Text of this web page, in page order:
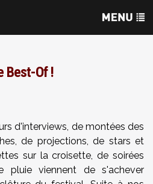
Best-Of !
d'interviews, de montées des
de projections, de stars et
sur la croisette, de soirées
pluie viennent de s'achever